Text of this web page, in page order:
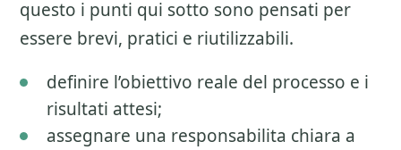
questo i punti qui sotto sono pensati per
essere brevi, pratici e riutilizzabili.
definire l’obiettivo reale del processo e i
risultati attesi;
assegnare una responsabilita chiara a